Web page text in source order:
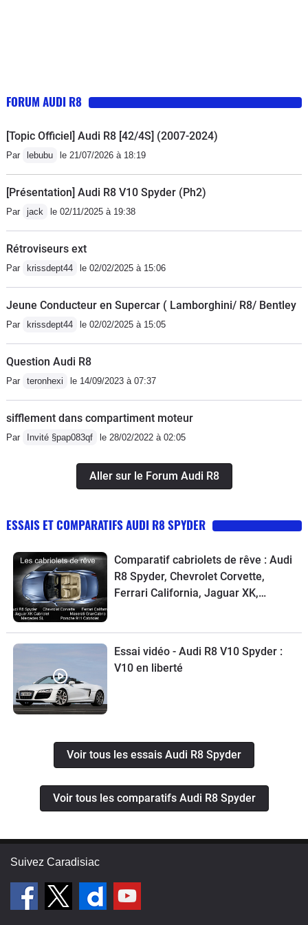
FORUM AUDI R8
[Topic Officiel] Audi R8 [42/4S] (2007-2024)
Par lebubu le 21/07/2026 à 18:19
[Présentation] Audi R8 V10 Spyder (Ph2)
Par jack le 02/11/2025 à 19:38
Rétroviseurs ext
Par krissdept44 le 02/02/2025 à 15:06
Jeune Conducteur en Supercar ( Lamborghini/ R8/ Bentley
Par krissdept44 le 02/02/2025 à 15:05
Question Audi R8
Par teronhexi le 14/09/2023 à 07:37
sifflement dans compartiment moteur
Par Invité §pap083qf le 28/02/2022 à 02:05
Aller sur le Forum Audi R8
ESSAIS ET COMPARATIFS AUDI R8 SPYDER
Comparatif cabriolets de rêve : Audi
R8 Spyder, Chevrolet Corvette,
Ferrari California, Jaguar XK,
Essai vidéo - Audi R8 V10 Spyder :
V10 en liberté
Voir tous les essais Audi R8 Spyder
Voir tous les comparatifs Audi R8 Spyder
Suivez Caradisiac